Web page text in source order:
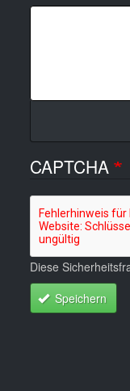
CAPTCHA
Diese
Speichern